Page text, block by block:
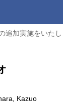
追加実施をいたし
Kazuo